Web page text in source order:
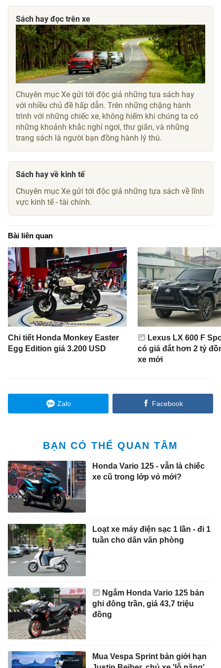
Sách hay đọc trên xe
Chuyên mục Xe gửi tới độc giả những tựa sách hay
với nhiều chủ đề hấp dẫn. Trên những chặng hành
trình với những chiếc xe, không hiếm khi chúng ta có
những khoảnh khắc nghỉ ngơi, thư giãn, và những
trang sách là người bạn đồng hành lý thú.
Sách hay về kinh tế
Chuyên mục Xe gửi tới độc giả những tựa sách về lĩnh
vực kinh tế - tài chính.
Bài liên quan
Chi tiết Honda Monkey Easter
Egg Edition giá 3.200 USD
Lexus LX 600 F
có giá đắt hơn 2 tỷ
xe mới
Zalo Facebook
BẠN CÓ THỂ QUAN TÂM
Honda Vario 125 - vẫn là chiếc
xe cũ trong lớp vỏ mới?
Loạt xe máy điện sạc 1 lần - đi 1
tuần cho dân văn phòng
Ngắm Honda Vario 125 bản
ghi đông trần, giá 43,7 triệu
đồng
Mua Vespa Sprint bản giới hạn